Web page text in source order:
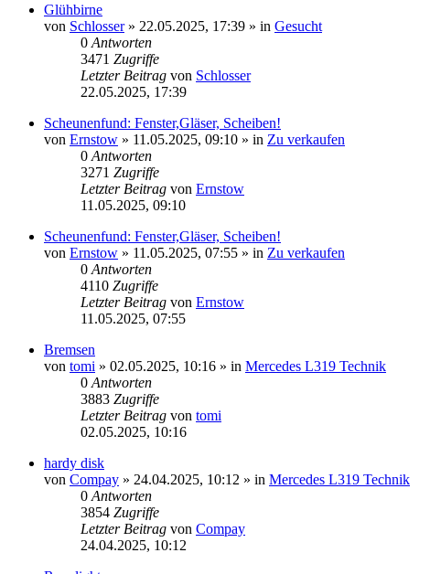
Glühbirne
von Schlosser» 22.05.2025, 17:39 » in Gesucht
0 Antworten
3471 Zugriffe
Letzter Beitrag von Schlosser
22.05.2025, 17:39
Scheunenfund: Fenster,Gläser, Scheiben!
von Ernstow » 11.05.2025, 09:10 » in Zu verkaufen
0 Antworten
3271 Zugriffe
Letzter Beitrag von Ernstow
11.05.2025, 09:10
Scheunenfund: Fenster,Gläser, Scheiben!
von Ernstow » 11.05.2025, 07:55 » in Zu verkaufen
0 Antworten
4110 Zugriffe
Letzter Beitrag von Ernstow
11.05.2025, 07:55
Bremsen
von tomi » 02.05.2025, 10:16 » in Mercedes L319 Technik
0 Antworten
3883 Zugriffe
Letzter Beitrag von tomi
02.05.2025, 10:16
hardy disk
von Compay » 24.04.2025, 10:12 » in Mercedes L319 Technik
0 Antworten
3854 Zugriffe
Letzter Beitrag von Compay
24.04.2025, 10:12